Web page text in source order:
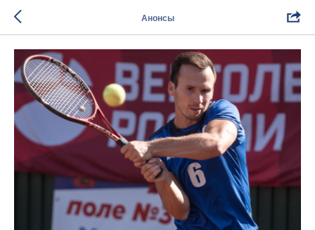
Анонсы